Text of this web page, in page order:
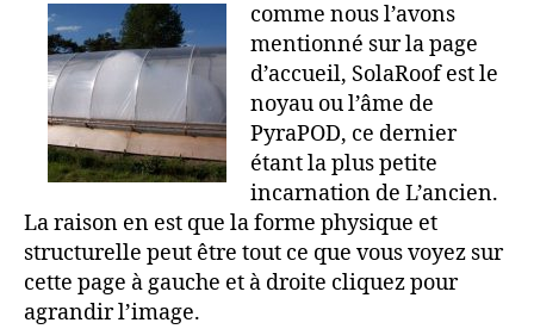
comme nous l’avons
mentionné sur la page
d’accueil, SolaRoof est le
noyau ou l’âme de
PyraPOD, ce dernier
étant la plus petite
incarnation de L’ancien.
La raison en est que la forme physique et
structurelle peut être tout ce que vous voyez sur
cette page à gauche et à droite cliquez pour
agrandir l’image.